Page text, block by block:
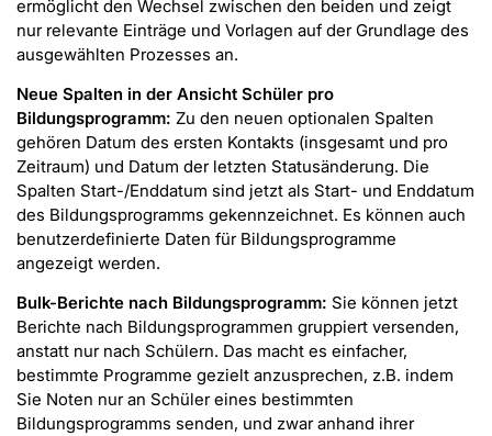
ermöglicht den Wechsel zwischen den beiden und zeigt
nur relevante Einträge und Vorlagen auf der Grundlage des
ausgewählten Prozesses an.
Neue Spalten in der Ansicht Schüler pro
Bildungsprogramm: Zu den neuen optionalen Spalten
gehören Datum des ersten Kontakts (insgesamt und pro
Zeitraum) und Datum der letzten Statusänderung. Die
Spalten Start-/Enddatum sind jetzt als Start- und Enddatum
des Bildungsprogramms gekennzeichnet. Es können auch
benutzerdefinierte Daten für Bildungsprogramme
angezeigt werden.
Bulk-Berichte nach Bildungsprogramm: Sie können jetzt
Berichte nach Bildungsprogrammen gruppiert versenden,
anstatt nur nach Schülern. Das macht es einfacher,
bestimmte Programme gezielt anzusprechen, z.B. indem
Sie Noten nur an Schüler eines bestimmten
Bildungsprogramms senden, und zwar anhand ihrer